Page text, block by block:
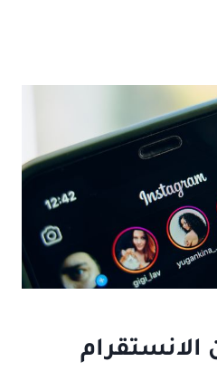
الانستقرام